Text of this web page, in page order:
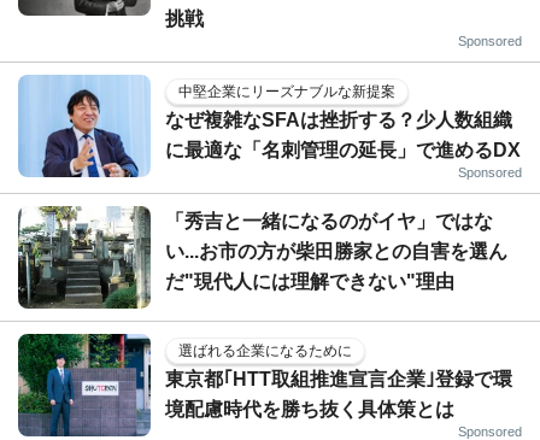
挑戦
Sponsored
中堅企業にリーズナブルな新提案
なぜ複雑なSFAは挫折する？少人数組織
に最適な「名刺管理の延長」で進めるDX
Sponsored
「秀吉と一緒になるのがイヤ」ではな
い...お市の方が柴田勝家との自害を選ん
だ"現代人には理解できない"理由
選ばれる企業になるために
東京都｢HTT取組推進宣言企業｣登録で環
境配慮時代を勝ち抜く具体策とは
Sponsored